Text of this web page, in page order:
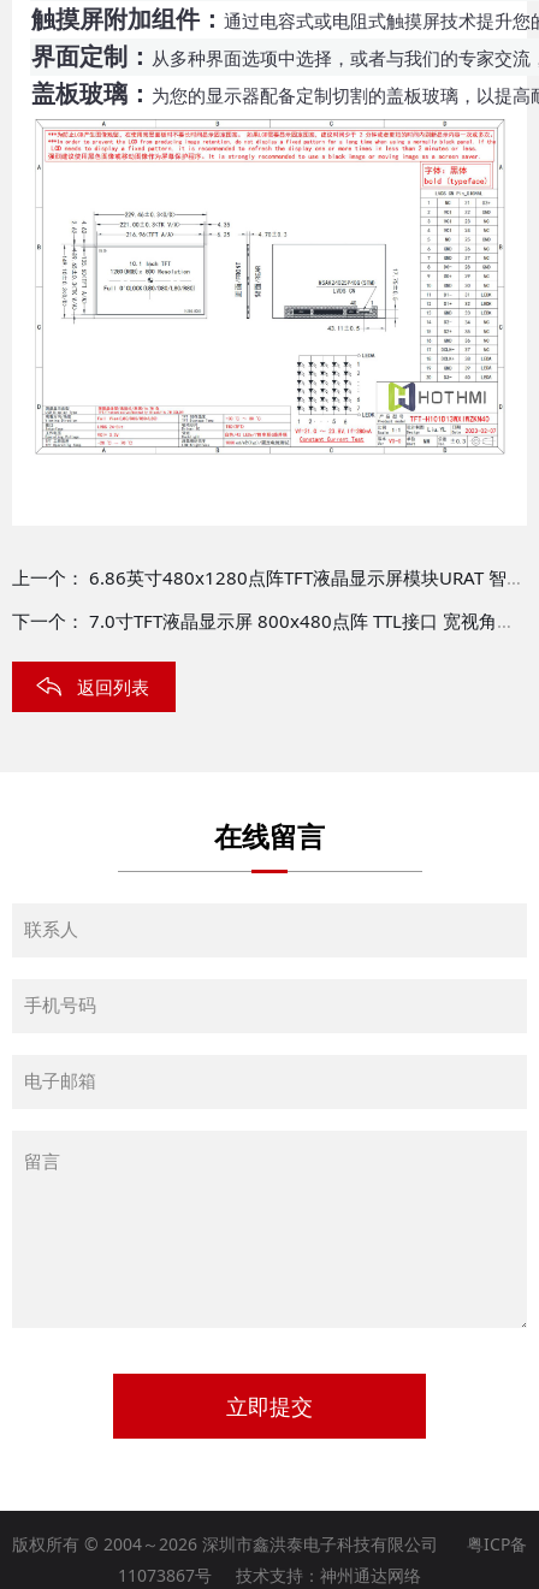
触摸屏附加组件： 通过电容式或电阻式触摸屏技术提升
界面定制： 从多种界面选项中选择，或者与我们的专家交
盖板玻璃： 为您的显示器配备定制切割的盖板玻璃，以提
上一个： 6.86英寸480x1280点阵TFT液晶显示屏模块URAT 智能串口屏 电容式触摸屏 HMI IPS 阳光下可读/HTMH068A04-UART
下一个： 7.0寸TFT液晶显示屏 800x480点阵 TTL接口 宽视角兼容STM32 可选触摸屏/TFT-H070A3SVTFT3N40
返回列表
在线留言
立即提交
版权所有 © 2004～2026 深圳市鑫洪泰电子科技有限公司 粤ICP备
11073867号 技术支持： 神州通达网络